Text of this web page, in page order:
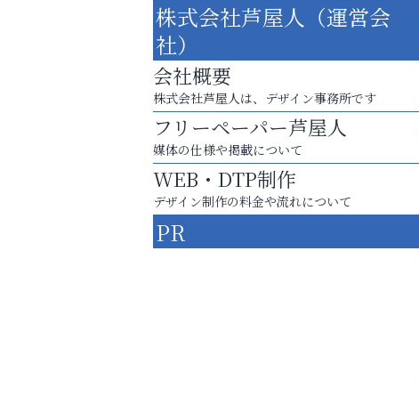
猫背･側弯、背骨の歪みを
整えませんか？
芦屋人~あしやびと~
株式会社芦屋人（運営会
社）
会社概要
株式会社芦屋人は、デザイン事務所です
フリーペーパー芦屋人
媒体の仕様や掲載について
WEB・DTP制作
デザイン制作の料金や流れについて
PR